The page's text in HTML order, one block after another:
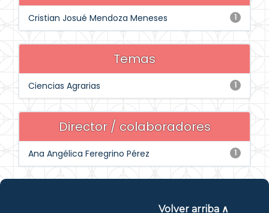
1
Cristian Josué Mendoza Meneses
Temas
1
Ciencias Agrarias
Director / colaboradores
1
Ana Angélica Feregrino Pérez
Volver arriba ∧